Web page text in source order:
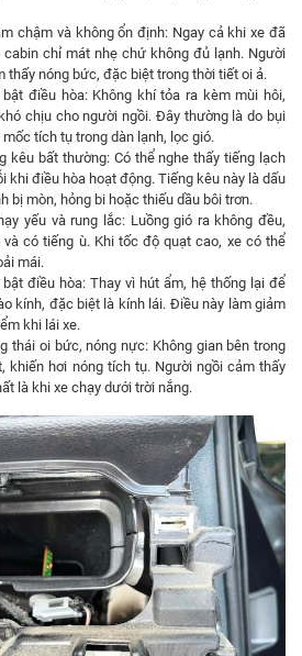
chậm và không ổn định: Ngay cả khi xe đã
cabin chỉ mát nhẹ chứ không đủ lạnh. Người
thấy nóng bức, đặc biệt trong thời tiết oi ả.
điều hòa: Không khí tỏa ra kèm mùi hôi,
chịu cho người ngồi. Đây thường là do bụi
tích tụ trong dàn lạnh, lọc gió.
kêu bất thường: Có thể nghe thấy tiếng lạch
khi điều hòa hoạt động. Tiếng kêu này là dấu
bị mòn, hỏng bi hoặc thiếu dầu bôi trơn.
yếu và rung lắc: Luồng gió ra không đều,
có tiếng ù. Khi tốc độ quạt cao, xe có thể
mái.
điều hòa: Thay vì hút ẩm, hệ thống lại để
kính, đặc biệt là kính lái. Điều này làm giảm
khi lái xe.
thái oi bức, nóng nực: Không gian bên trong
khiến hơi nóng tích tụ. Người ngồi cảm thấy
là khi xe chạy dưới trời nắng.